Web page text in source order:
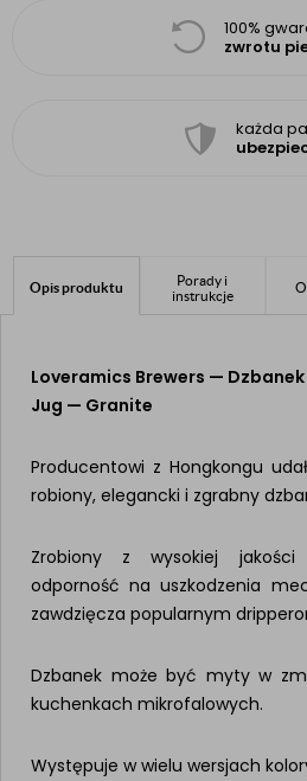
100%
zwrotu
każda
Opis produktu
Porady i
instrukcje
Loveramics Brewers —
Jug — Granite
Producentowi z Hongkongu
robiony, elegancki i zgrabny
Zrobiony z wysokiej jakości
odporność na uszkodzenia
zawdzięcza popularnym
Dzbanek może być myty w
kuchenkach mikrofalowych.
Występuje w wielu wersjach